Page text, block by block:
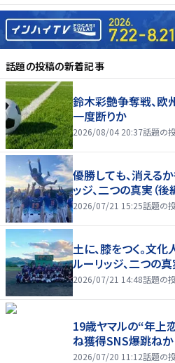
話題の投稿の新着記事
鈴木彩艶争奪戦、欧
一度断りか
2026/08/04 20:37話題の
優勝しても、消える
ッジ、二つの真実（後
2026/07/21 15:25話題の
土に、膝をつく。文化
ルーリッジ、二つの真
2026/07/21 14:48話題の
19歳ヤマルの“年上
ね獲得SNS爆跳ねか
2026/07/20 11:12話題の